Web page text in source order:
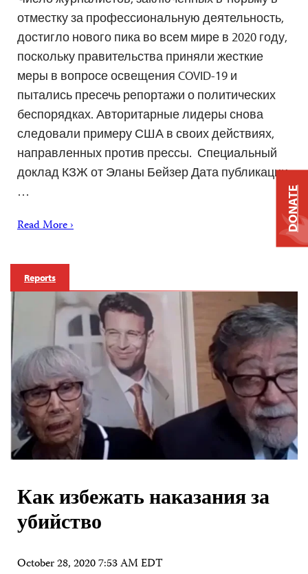
отместку за профессиональную деятельность,
достигло нового пика во всем мире в 2020 году,
поскольку правительства приняли жесткие
меры в вопросе освещения COVID-19 и
пытались пресечь репортажи о политических
беспорядках. Авторитарные лидеры снова
следовали примеру США в своих действиях,
направленных против прессы. Специальный
доклад КЗЖ от Эланы Бейзер Дата публикации:
…
Read More ›
Reports
Как избежать наказания за
убийство
October 28, 2020 7:53 AM EDT
DONATE